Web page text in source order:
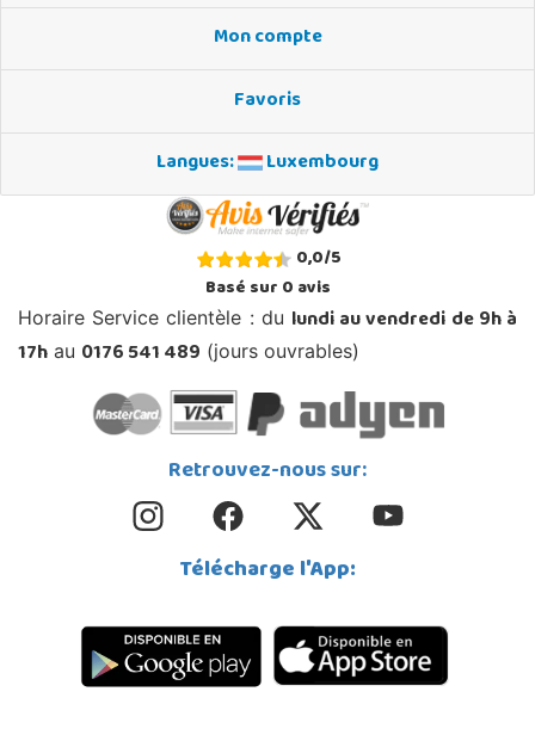
Mon compte
Favoris
Langues:
Luxembourg
0,0/5
Basé sur0avis
Horaire Service clientèle : du lundi au vendredi de 9h à
17h au 0176 541 489 (jours ouvrables)
Retrouvez-nous sur:
Télécharge l'App: